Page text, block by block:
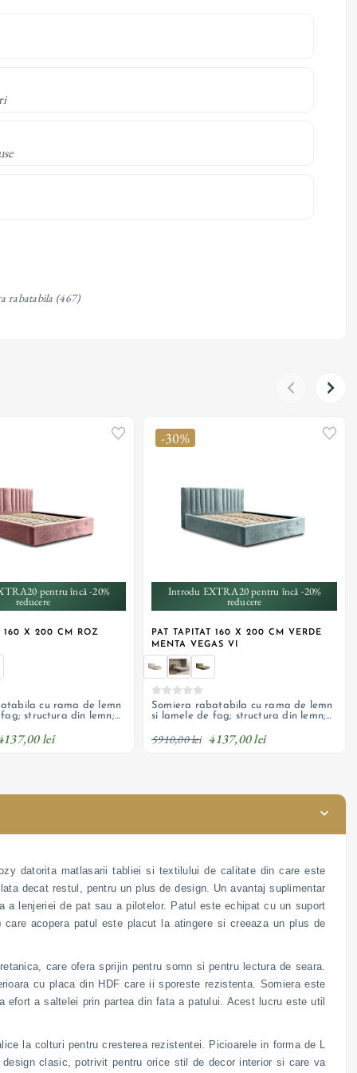
rabatabila (467)
pentru încă -20%
reducere
160 X 200 CM ROZ
+ 3
cu rama de lemn
structura din lemn;
tapiterie din catifea
lei
-30%
Introdu EXTRA20 pentru încă -20%
reducere
PAT TAPITAT 160 X 200 CM VERDE
MENTA VEGAS VI
+ 3
Somiera rabatabila cu rama de lemn
si lamele de fag; structura din lemn;
depozitare si tapiterie din catifea
texturata; personalizabil
5910,00 lei 4137,00 lei
datorita matlasarii tabliei si textilului de calitate din care este
decat restul, pentru un plus de design. Un avantaj suplimentar
a lenjeriei de pat sau a pilotelor. Patul este echipat cu un suport
care acopera patul este placut la atingere si creeaza un plus de
care ofera sprijin pentru somn si pentru lectura de seara.
cu placa din HDF care ii sporeste rezistenta. Somiera este
a saltelei prin partea din fata a patului. Acest lucru este util
la colturi pentru cresterea rezistentei. Picioarele in forma de L
clasic, potrivit pentru orice stil de decor interior si care va